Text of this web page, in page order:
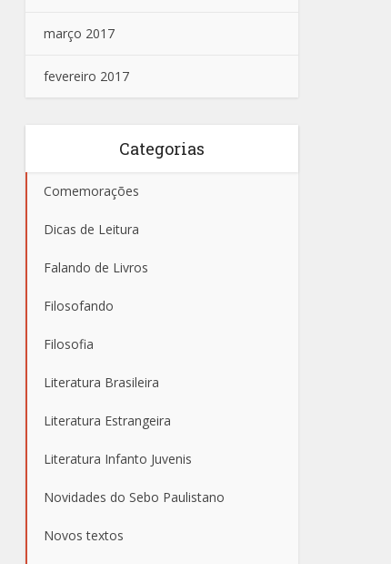
março 2017
fevereiro 2017
Categorias
Comemorações
Dicas de Leitura
Falando de Livros
Filosofando
Filosofia
Literatura Brasileira
Literatura Estrangeira
Literatura Infanto Juvenis
Novidades do Sebo Paulistano
Novos textos